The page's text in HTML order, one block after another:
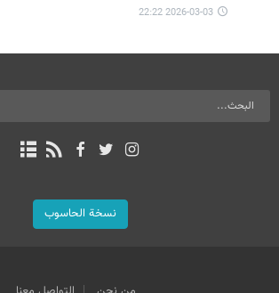
2026-03-03 22:22
نسخة الحاسوب